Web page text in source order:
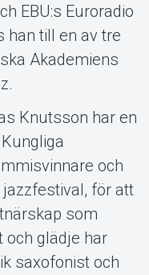
EBU:s Euroradio
han till en av tre
Akademiens
Knutsson har en
och
för att
som
och glädje har
saxofonist och